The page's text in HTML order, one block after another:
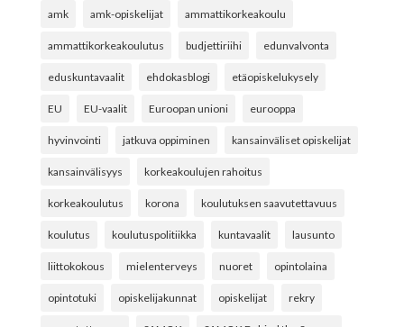
amk amk-opiskelijat ammattikorkeakoulu
ammattikorkeakoulutus budjettiriihi edunvalvonta
eduskuntavaalit ehdokasblogi etäopiskelukysely
EU EU-vaalit Euroopan unioni eurooppa
hyvinvointi jatkuva oppiminen kansainväliset opiskelijat
kansainvälisyys korkeakoulujen rahoitus
korkeakoulutus korona koulutuksen saavutettavuus
koulutus koulutuspolitiikka kuntavaalit lausunto
liittokokous mielenterveys nuoret opintolaina
opintotuki opiskelijakunnat opiskelijat rekry